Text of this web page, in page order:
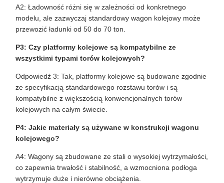
A2: Ładowność różni się w zależności od konkretnego
modelu, ale zazwyczaj standardowy wagon kolejowy może
przewozić ładunki od 50 do 70 ton.
P3: Czy platformy kolejowe są kompatybilne ze
wszystkimi typami torów kolejowych?
Odpowiedź 3: Tak, platformy kolejowe są budowane zgodnie
ze specyfikacją standardowego rozstawu torów i są
kompatybilne z większością konwencjonalnych torów
kolejowych na całym świecie.
P4: Jakie materiały są używane w konstrukcji wagonu
kolejowego?
A4: Wagony są zbudowane ze stali o wysokiej wytrzymałości,
co zapewnia trwałość i stabilność, a wzmocniona podłoga
wytrzymuje duże i nierówne obciążenia.